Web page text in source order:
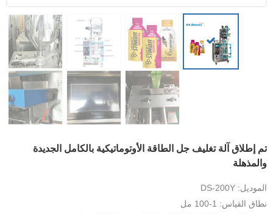
تم إطلاق آلة تغليف جل الطاقة الأوتوماتيكية بالكامل الجديدة
والمذهلة
الموديل: DS-200Y
نطاق القياس: 1-100 مل